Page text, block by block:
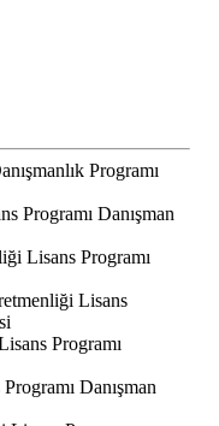
Programı
Programı Danışman
Lisans Programı
Lisans
Programı
Danışman